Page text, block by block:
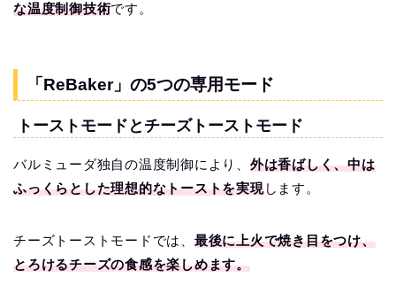
な温度制御技術です。
「ReBaker」の5つの専用モード
トーストモードとチーズトーストモード
バルミューダ独自の温度制御により、 外は香ばしく、中は
ふっくらとした理想的なトーストを実現します。
チーズトーストモードでは、 最後に上火で焼き目をつけ、
とろけるチーズの食感を楽しめます。